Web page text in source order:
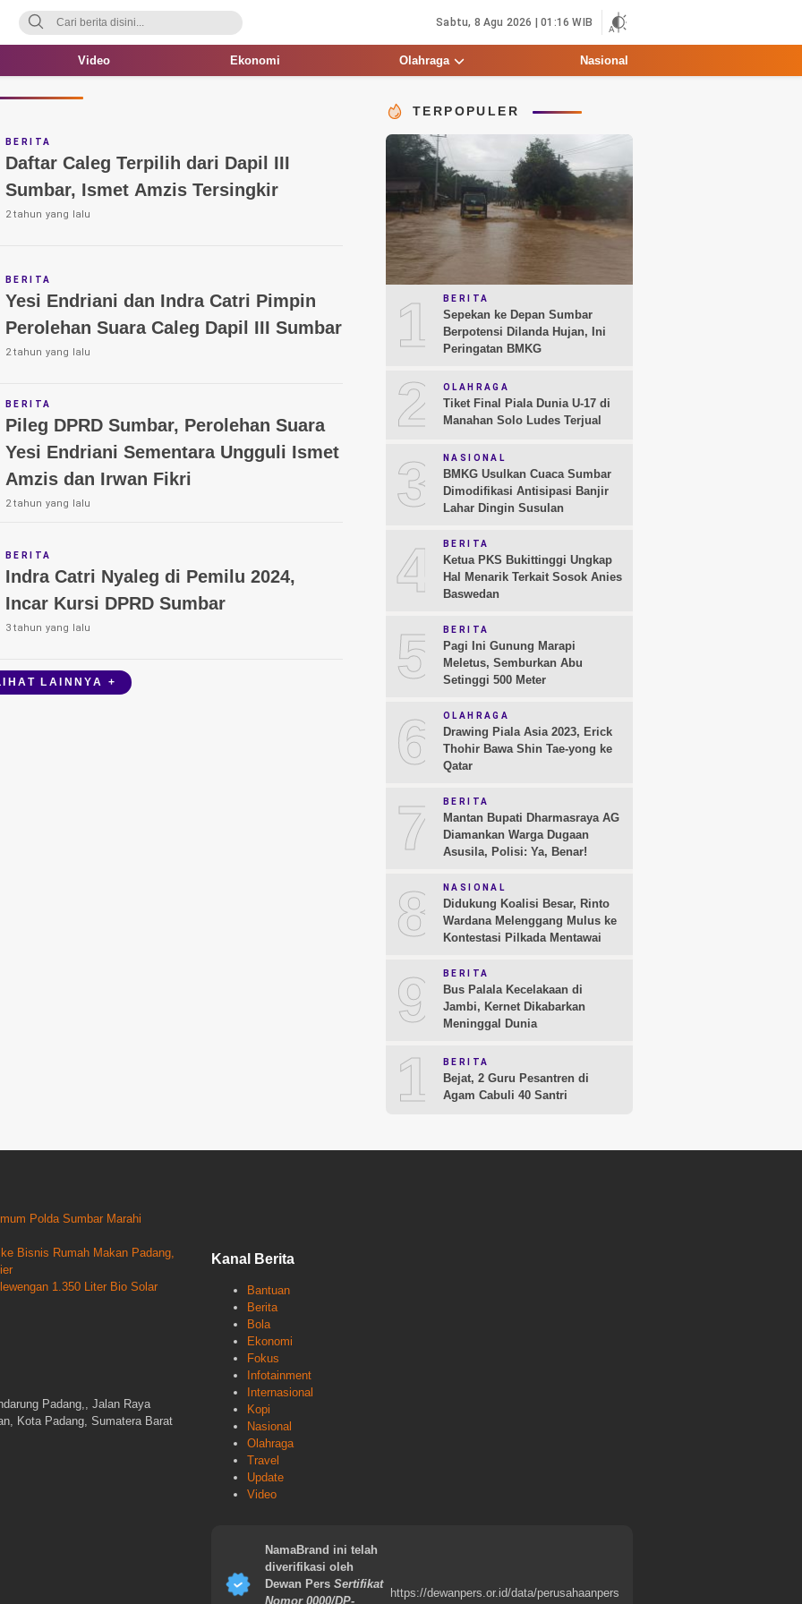
Sabtu, 8 Agu 2026 | 01:16 WIB
Video Ekonomi Olahraga Nasional
BERITA
Daftar Caleg Terpilih dari Dapil III
Sumbar, Ismet Amzis Tersingkir
2 tahun yang lalu
BERITA
Yesi Endriani dan Indra Catri Pimpin
Perolehan Suara Caleg Dapil III Sumbar
2 tahun yang lalu
BERITA
Pileg DPRD Sumbar, Perolehan Suara
Yesi Endriani Sementara Ungguli Ismet
Amzis dan Irwan Fikri
2 tahun yang lalu
BERITA
Indra Catri Nyaleg di Pemilu 2024,
Incar Kursi DPRD Sumbar
3 tahun yang lalu
LAINNYA +
TERPOPULER
1 BERITA
Sepekan ke Depan Sumbar
Berpotensi Dilanda Hujan, Ini
Peringatan BMKG
2 OLAHRAGA
Tiket Final Piala Dunia U-17 di
Manahan Solo Ludes Terjual
3 NASIONAL
BMKG Usulkan Cuaca Sumbar
Dimodifikasi Antisipasi Banjir
Lahar Dingin Susulan
4 BERITA
Ketua PKS Bukittinggi Ungkap
Hal Menarik Terkait Sosok Anies
Baswedan
5 BERITA
Pagi Ini Gunung Marapi
Meletus, Semburkan Abu
Setinggi 500 Meter
6 OLAHRAGA
Drawing Piala Asia 2023, Erick
Thohir Bawa Shin Tae-yong ke
Qatar
7 BERITA
Mantan Bupati Dharmasraya AG
Diamankan Warga Dugaan
Asusila, Polisi: Ya, Benar!
8 NASIONAL
Didukung Koalisi Besar, Rinto
Wardana Melenggang Mulus ke
Kontestasi Pilkada Mentawai
9 BERITA
Bus Palala Kecelakaan di
Jambi, Kernet Dikabarkan
Meninggal Dunia
10BERITA
Bejat, 2 Guru Pesantren di
Agam Cabuli 40 Santri
Polda Sumbar Marahi
Bisnis Rumah Makan Padang,
1.350 Liter Bio Solar
Padang,, Jalan Raya
Kota Padang, Sumatera Barat
Kanal Berita
Bantuan
Berita
Bola
Ekonomi
Fokus
Infotainment
Internasional
Kopi
Nasional
Olahraga
Travel
Update
Video
NamaBrand ini telah
diverifikasi oleh
Dewan Pers Sertifikat
Nomor 0000/DP-
https://dewanpers.or.id/data/perusahaanpers